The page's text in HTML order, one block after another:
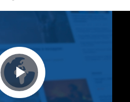
Play Video